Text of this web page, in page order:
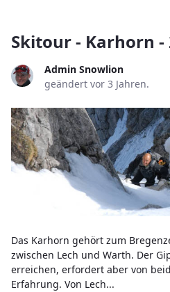
Skitour - Karhorn -
Admin Snowlion
geändert vor 3 Jahren.
Das Karhorn gehört zum
zwischen Lech und Warth. Der
erreichen, erfordert aber von
Erfahrung. Von Lech...